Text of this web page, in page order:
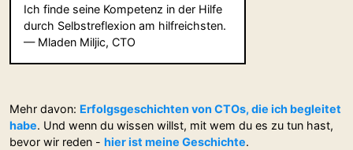
Ich finde seine Kompetenz in der Hilfe
durch Selbstreflexion am hilfreichsten.
— Mladen Miljic, CTO
Mehr davon: Erfolgsgeschichten von CTOs, die ich begleitet
habe. Und wenn du wissen willst, mit wem du es zu tun hast,
bevor wir reden - hier ist meine Geschichte.